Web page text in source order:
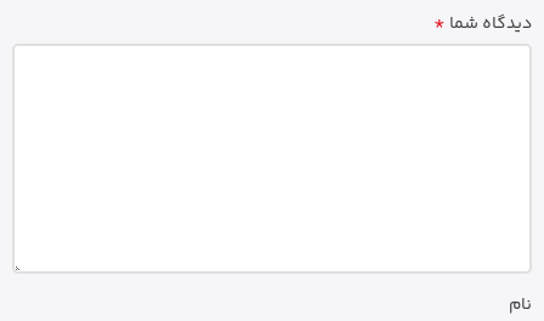
دیدگاه شما *
نام